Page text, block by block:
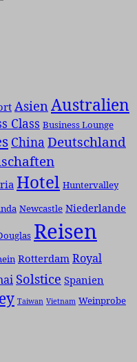
Asien Australien
Class Business Lounge
China Deutschland
Hotel Huntervalley
Newcastle Niederlande
Reisen
Rotterdam Royal
Solstice Spanien
Taiwan Vietnam Weinprobe